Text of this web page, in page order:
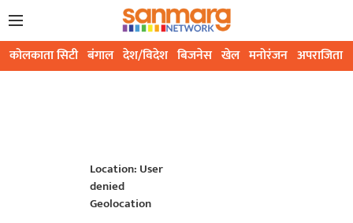
कोलकाता सिटी बंगाल देश/विदेश बिजनेस खेल मनोरंजन अपराजिता
Location: User
denied
Geolocation